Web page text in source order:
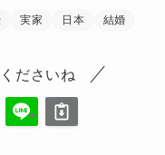
実家 日本 結婚
ださいね